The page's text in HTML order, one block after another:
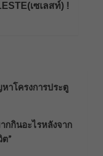
เซเลสท์) !
าโครงการประตู
กกินอะไรหลังจาก
”